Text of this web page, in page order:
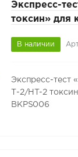
Экспресс-
токсин» для
BY
В наличии
Экспресс-тест
Т-2/HT-2
BKPS006